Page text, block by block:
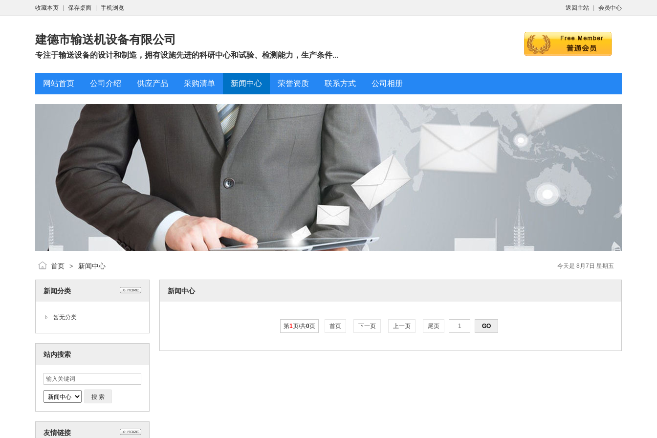
返回主站 会员中心
收藏本页 保存桌面 手机浏览
建德市输送机设备有限公司
专注于输送设备的设计和制造，拥有设施先进的科研中心和试验、检测能力，生产条件...
网站首页 公司介绍 供应产品 采购清单 新闻中心 荣誉资质 联系方式 公司相册
今天是 8月7日 星期五
首页 > 新闻中心
新闻分类
暂无分类
站内搜索
友情链接
新闻中心
第1页/共0页 首页 下一页 上一页 尾页